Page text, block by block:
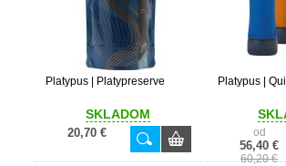
Platypus | Platypreserve
SKLADOM
20,70 €
Platypus |
od
56,40 €
60,20 €